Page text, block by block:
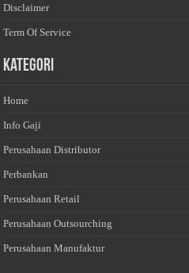
Disclaimer
Term Of Service
Kategori
Home
Info Gaji
Perusahaan Distributor
Perbankan
Perusahaan Retail
Perusahaan Outsourching
Perusahaan Manufaktur